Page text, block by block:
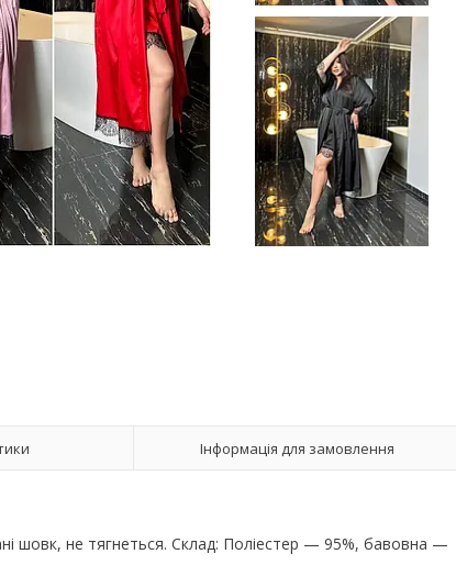
Інформація для замовлення
шовк, не тягнеться. Склад: Поліестер — 95%, бавовна —